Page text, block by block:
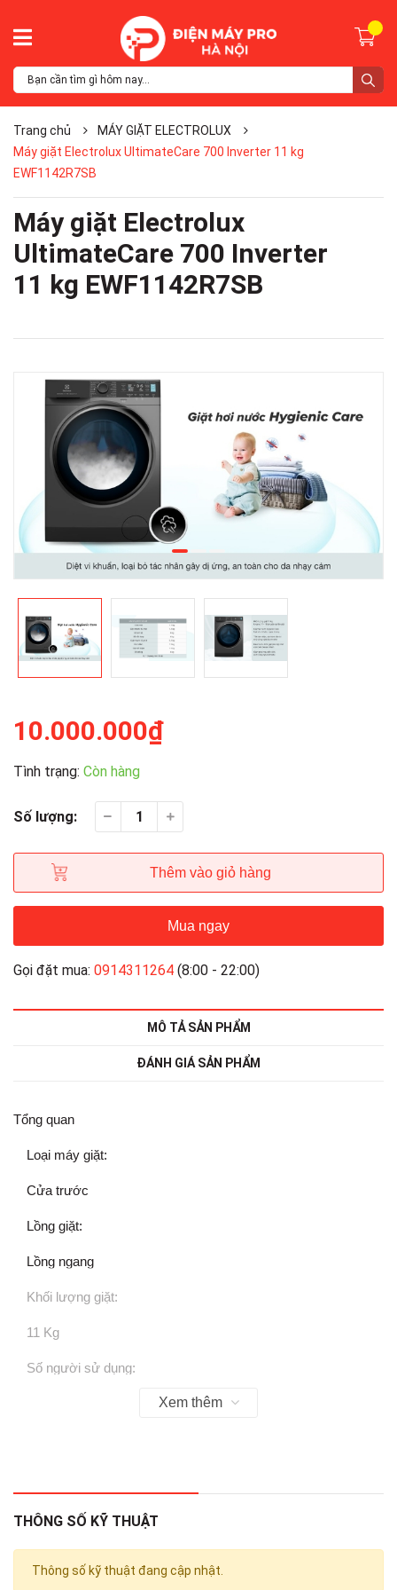
Trang chủ
MÁY GIẶT ELECTROLUX
Máy giặt Electrolux UltimateCare 700 Inverter 11 kg
EWF1142R7SB
Máy giặt Electrolux
UltimateCare 700 Inverter
11 kg EWF1142R7SB
10.000.000₫
Tình trạng: Còn hàng
Số lượng:
Thêm vào giỏ hàng
Mua ngay
Gọi đặt mua: 0914311264 (8:00 - 22:00)
MÔ TẢ SẢN PHẨM
ĐÁNH GIÁ SẢN PHẨM
Tổng quan
Loại máy giặt:
Cửa trước
Lồng giặt:
Lồng ngang
Khối lượng giặt:
11 Kg
Số người sử dụng:
Trên 7 người (Trên 10 kg)
Tốc độ quay vắt tối đa:
Chất liệu lồng giặt:
Xem thêm
THÔNG SỐ KỸ THUẬT
Thông số kỹ thuật đang cập nhật.